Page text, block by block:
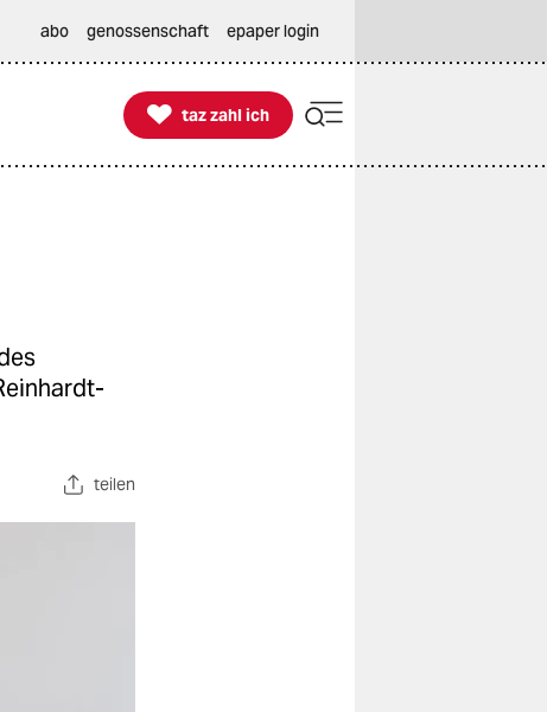
abo genossenschaft epaper login

taz zahl ich
taz zahl ich
teilen